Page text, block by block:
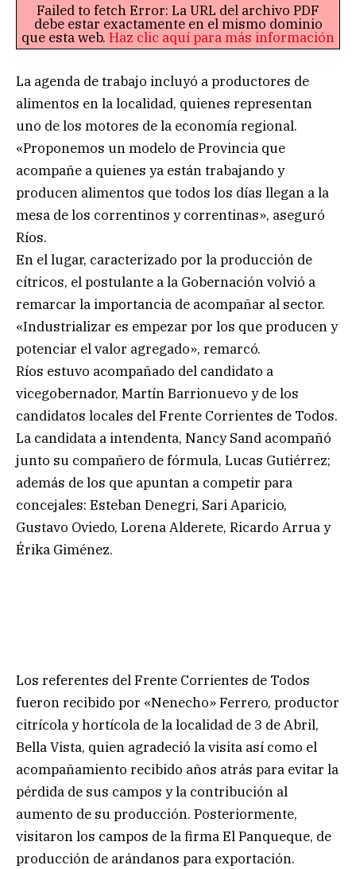
Failed to fetch Error: La URL del archivo PDF
debe estar exactamente en el mismo dominio
que esta web. Haz clic aquí para más información
La agenda de trabajo incluyó a productores de
alimentos en la localidad, quienes representan
uno de los motores de la economía regional.
«Proponemos un modelo de Provincia que
acompañe a quienes ya están trabajando y
producen alimentos que todos los días llegan a la
mesa de los correntinos y correntinas», aseguró
Ríos.
En el lugar, caracterizado por la producción de
cítricos, el postulante a la Gobernación volvió a
remarcar la importancia de acompañar al sector.
«Industrializar es empezar por los que producen y
potenciar el valor agregado», remarcó.
Ríos estuvo acompañado del candidato a
vicegobernador, Martín Barrionuevo y de los
candidatos locales del Frente Corrientes de Todos.
La candidata a intendenta, Nancy Sand acompañó
junto su compañero de fórmula, Lucas Gutiérrez;
además de los que apuntan a competir para
concejales: Esteban Denegri, Sari Aparicio,
Gustavo Oviedo, Lorena Alderete, Ricardo Arrua y
Érika Giménez.
Los referentes del Frente Corrientes de Todos
fueron recibido por «Nenecho» Ferrero, productor
citrícola y hortícola de la localidad de 3 de Abril,
Bella Vista, quien agradeció la visita así como el
acompañamiento recibido años atrás para evitar la
pérdida de sus campos y la contribución al
aumento de su producción. Posteriormente,
visitaron los campos de la firma El Panqueque, de
producción de arándanos para exportación.